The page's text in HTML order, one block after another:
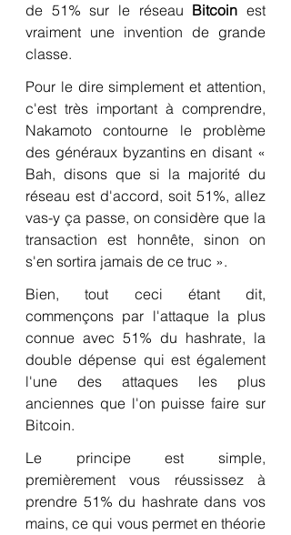
de 51% sur le réseau Bitcoin est
vraiment une invention de grande
classe.
Pour le dire simplement et attention,
c'est très important à comprendre,
Nakamoto contourne le problème
des généraux byzantins en disant «
Bah, disons que si la majorité du
réseau est d'accord, soit 51%, allez
vas-y ça passe, on considère que la
transaction est honnête, sinon on
s'en sortira jamais de ce truc ».
Bien, tout ceci étant dit,
commençons par l'attaque la plus
connue avec 51% du hashrate, la
double dépense qui est également
l'une des attaques les plus
anciennes que l'on puisse faire sur
Bitcoin.
Le principe est simple,
premièrement vous réussissez à
prendre 51% du hashrate dans vos
mains, ce qui vous permet en théorie